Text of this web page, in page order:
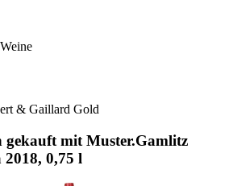
& Gaillard Gold
gekauft mit Muster.Gamlitz
0,75 l